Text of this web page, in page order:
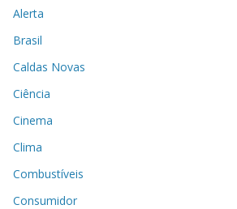
Alerta
Brasil
Caldas Novas
Ciência
Cinema
Clima
Combustíveis
Consumidor